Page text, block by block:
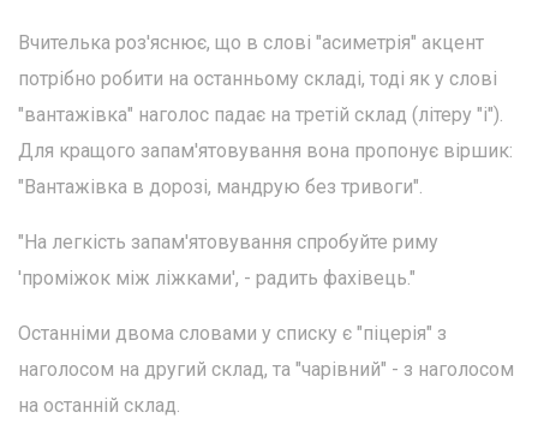
Вчителька роз'яснює, що в слові "асиметрія" акцент
потрібно робити на останньому складі, тоді як у слові
"вантажівка" наголос падає на третій склад (літеру "і").
Для кращого запам'ятовування вона пропонує віршик:
"Вантажівка в дорозі, мандрую без тривоги".
"На легкість запам'ятовування спробуйте риму
'проміжок між ліжками', - радить фахівець."
Останніми двома словами у списку є "піцерія" з
наголосом на другий склад, та "чарівний" - з наголосом
на останній склад.